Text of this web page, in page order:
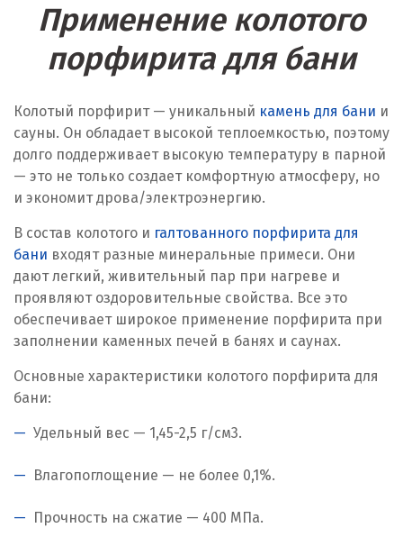
Применение колотого
порфирита для бани
Колотый порфирит — уникальный камень для бани и
сауны. Он обладает высокой теплоемкостью, поэтому
долго поддерживает высокую температуру в парной
— это не только создает комфортную атмосферу, но
и экономит дрова/электроэнергию.
В состав колотого и галтованного порфирита для
бани входят разные минеральные примеси. Они
дают легкий, живительный пар при нагреве и
проявляют оздоровительные свойства. Все это
обеспечивает широкое применение порфирита при
заполнении каменных печей в банях и саунах.
Основные характеристики колотого порфирита для
бани:
Удельный вес — 1,45-2,5 г/см3.
Влагопоглощение — не более 0,1%.
Прочность на сжатие — 400 МПа.